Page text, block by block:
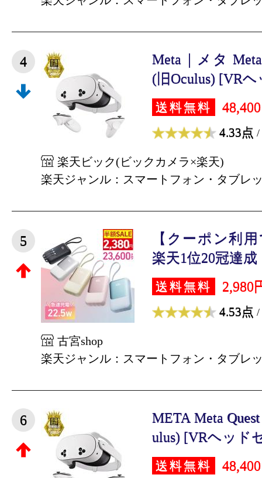
4
Meta｜メタ Meta
(旧Oculus) [VRヘ
送料無料
4.33点 /
楽天ビック(ビックカメラ×楽天)
楽天ジャンル：スマートフォン・タブレ
5
【クーポン利
楽天1位20冠達
送料無料 2,980
4.53点 /
古宮shop
楽天ジャンル：スマートフォン・タブレ
6
META Meta
ulus) [VRヘッド
送料無料